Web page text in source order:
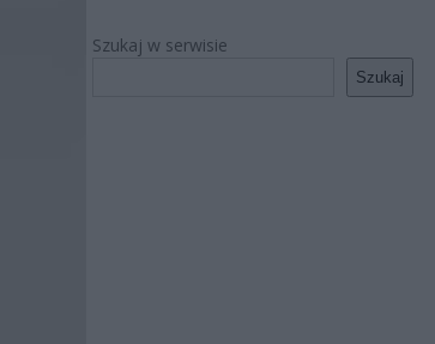
Szukaj w serwisie
Szukaj